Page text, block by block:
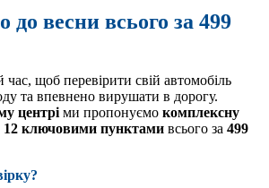
до весни всього за 499
час, щоб перевірити свій автомобіль
та впевнено вирушати в дорогу.
центрі ми пропонуємо комплексну
12 ключовими пунктами всього за 499